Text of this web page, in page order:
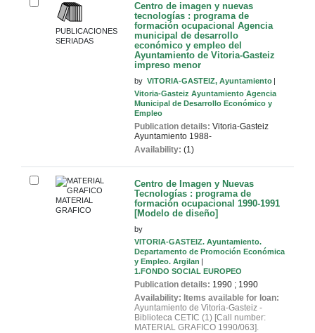
PUBLICACIONES
SERIADAS
Centro de imagen y nuevas
tecnologías : programa de
formación ocupacional Agencia
municipal de desarrollo
económico y empleo del
Ayuntamiento de Vitoria-Gasteiz
impreso menor
by VITORIA-GASTEIZ, Ayuntamiento
Vitoria-Gasteiz Ayuntamiento Agencia
Municipal de Desarrollo Económico y
Empleo
Publication details: Vitoria-Gasteiz
Ayuntamiento 1988-
Availability: (1)
MATERIAL
GRAFICO
Centro de Imagen y Nuevas
Tecnologías : programa de
formación ocupacional 1990-1991
[Modelo de diseño]
by
VITORIA-GASTEIZ. Ayuntamiento.
Departamento de Promoción Económica
y Empleo. Argilan
1.FONDO SOCIAL EUROPEO
Publication details: 1990 ; 1990
Availability: Items available for loan:
Ayuntamiento de Vitoria-Gasteiz -
Biblioteca CETIC (1) Call number:
MATERIAL GRAFICO 1990/063